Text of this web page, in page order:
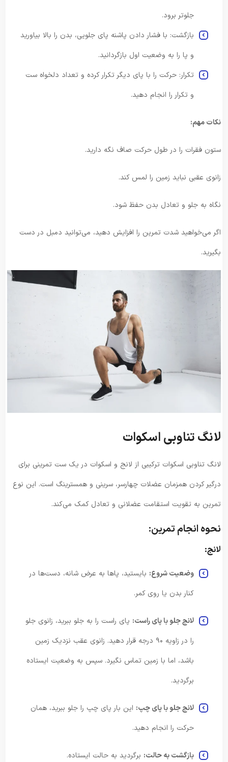
جلوتر برود.
بازگشت: با فشار دادن پاشنه پای جلویی، بدن را بالا بیاورید
و پا را به وضعیت اول بازگردانید.
تکرار: حرکت را با پای دیگر تکرار کرده و تعداد دلخواه ست
و تکرار را انجام دهید.
نکات مهم:
ستون فقرات را در طول حرکت صاف نگه دارید.
زانوی عقبی نباید زمین را لمس کند.
نگاه به جلو و تعادل بدن حفظ شود.
اگر می‌خواهید شدت تمرین را افزایش دهید، می‌توانید دمبل در دست
بگیرید.
لانگ تناوبی اسکوات
لانگ تناوبی اسکوات ترکیبی از لانج و اسکوات در یک ست تمرینی برای
درگیر کردن همزمان عضلات چهارسر، سرینی و همسترینگ است. این نوع
تمرین به تقویت استقامت عضلانی و تعادل کمک می‌کند.
نحوه انجام تمرین:
لانج:
وضعیت شروع: بایستید، پاها به عرض شانه، دست‌ها در
کنار بدن یا روی کمر.
لانج جلو با پای راست: پای راست را به جلو ببرید، زانوی جلو
را در زاویه ۹۰ درجه قرار دهید. زانوی عقب نزدیک زمین
باشد، اما با زمین تماس نگیرد. سپس به وضعیت ایستاده
برگردید.
لانج جلو با پای چپ: این بار پای چپ را جلو ببرید، همان
حرکت را انجام دهید.
بازگشت به حالت: برگردید به حالت ایستاده.